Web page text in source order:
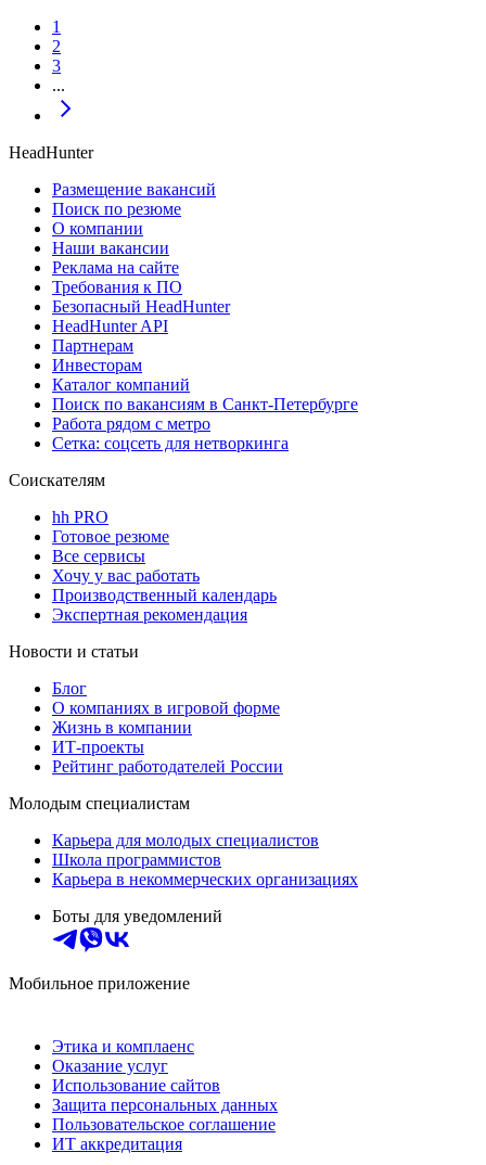
1
2
3
...
HeadHunter
Размещение вакансий
Поиск по резюме
О компании
Наши вакансии
Реклама на сайте
Требования к ПО
Безопасный HeadHunter
HeadHunter API
Партнерам
Инвесторам
Каталог компаний
Поиск по вакансиям в Санкт-Петербурге
Работа рядом с метро
Сетка: соцсеть для нетворкинга
Соискателям
hh PRO
Готовое резюме
Все сервисы
Хочу у вас работать
Производственный календарь
Экспертная рекомендация
Новости и статьи
Блог
О компаниях в игровой форме
Жизнь в компании
ИТ-проекты
Рейтинг работодателей России
Молодым специалистам
Карьера для молодых специалистов
Школа программистов
Карьера в некоммерческих организациях
Боты для уведомлений
Мобильное приложение
Этика и комплаенс
Оказание услуг
Использование сайтов
Защита персональных данных
Пользовательское соглашение
ИТ аккредитация